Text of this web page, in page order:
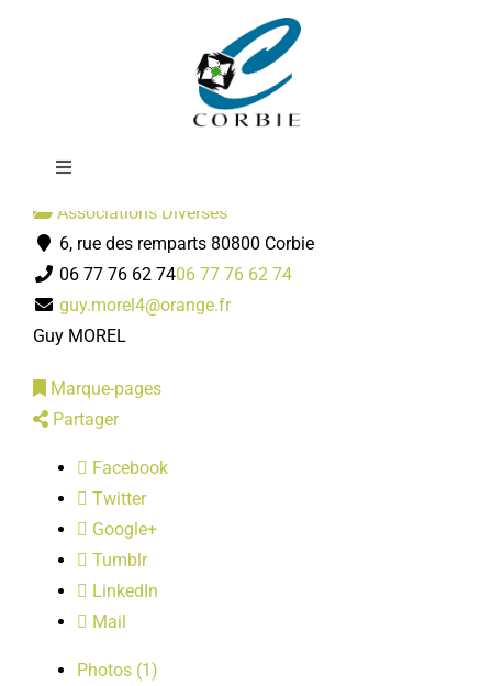
Toggle
Mairie
DÉMARCHES ADMINISTRATIVES
PUBLICATIONS
FNATH
Associations Diverses
6, rue des remparts 80800 Corbie
06 77 76 62 7406 77 76 62 74
guy.morel4@orange.fr
Guy MOREL
Marque-pages
Partager
Facebook
Twitter
Google+
Tumblr
LinkedIn
Mail
Photos (1)